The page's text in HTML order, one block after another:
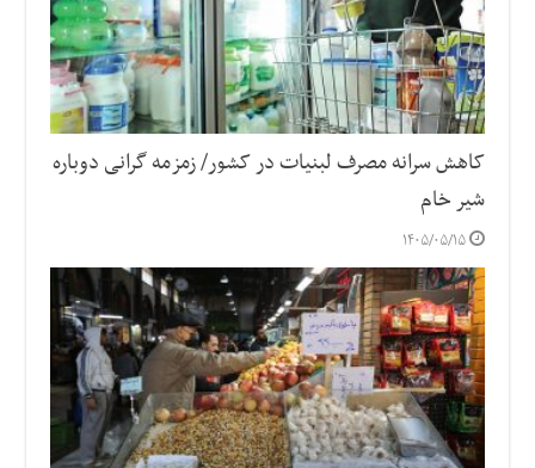
کاهش سرانه مصرف لبنیات در کشور/ زمزمه گرانی دوباره
شیر خام
۱۴۰۵/۰۵/۱۵